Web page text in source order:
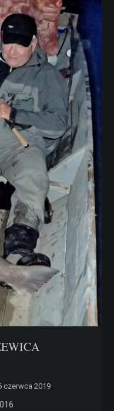
czerwca 2019